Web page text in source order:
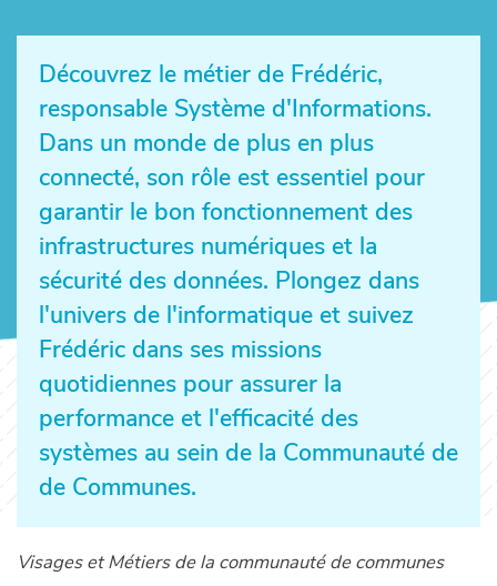
Découvrez le métier de Frédéric,
responsable Système d'Informations.
Dans un monde de plus en plus
connecté, son rôle est essentiel pour
garantir le bon fonctionnement des
infrastructures numériques et la
sécurité des données. Plongez dans
l'univers de l'informatique et suivez
Frédéric dans ses missions
quotidiennes pour assurer la
performance et l'efficacité des
systèmes au sein de la Communauté de
de Communes.
Visages et Métiers de la communauté de communes